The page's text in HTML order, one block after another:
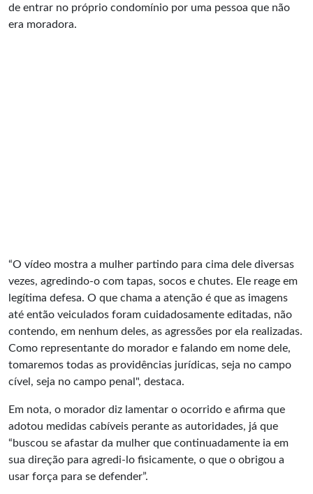
de entrar no próprio condomínio por uma pessoa que não
era moradora.
“O vídeo mostra a mulher partindo para cima dele diversas
vezes, agredindo-o com tapas, socos e chutes. Ele reage em
legítima defesa. O que chama a atenção é que as imagens
até então veiculados foram cuidadosamente editadas, não
contendo, em nenhum deles, as agressões por ela realizadas.
Como representante do morador e falando em nome dele,
tomaremos todas as providências jurídicas, seja no campo
cível, seja no campo penal", destaca.
Em nota, o morador diz lamentar o ocorrido e afirma que
adotou medidas cabíveis perante as autoridades, já que
“buscou se afastar da mulher que continuadamente ia em
sua direção para agredi-lo fisicamente, o que o obrigou a
usar força para se defender”.